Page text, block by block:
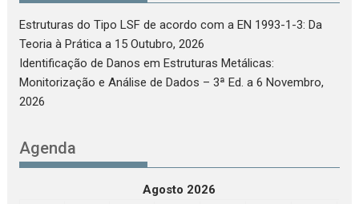
Estruturas do Tipo LSF de acordo com a EN 1993-1-3: Da
Teoria à Prática a 15 Outubro, 2026
Identificação de Danos em Estruturas Metálicas:
Monitorização e Análise de Dados – 3ª Ed. a 6 Novembro,
2026
Agenda
Agosto 2026